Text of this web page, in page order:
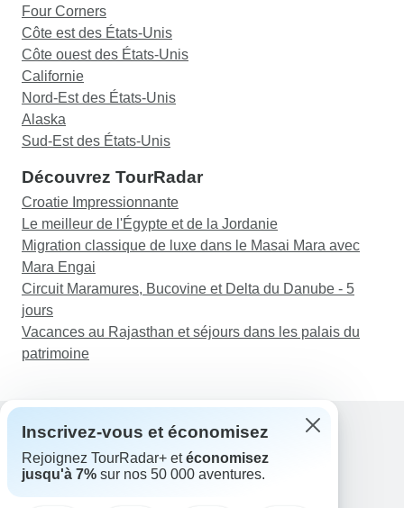
Four Corners
Côte est des États-Unis
Côte ouest des États-Unis
Californie
Nord-Est des États-Unis
Alaska
Sud-Est des États-Unis
Découvrez TourRadar
Croatie Impressionnante
Le meilleur de l'Égypte et de la Jordanie
Migration classique de luxe dans le Masai Mara avec
Mara Engai
Circuit Maramures, Bucovine et Delta du Danube - 5
jours
Vacances au Rajasthan et séjours dans les palais du
patrimoine
Assistance
Contactez-nous
Inscrivez-vous et économisez
Rejoignez TourRadar+ etéconomisez
jusqu'à 7% sur nos 50 000 aventures.